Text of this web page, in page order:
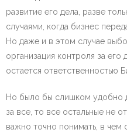
развитие его дела, разве
случаями, когда бизнес
Но даже и в этом случае
организация контроля за его
остается ответственностью
Но было бы слишком удобно
за все, то все остальные не
важно точно понимать, в чем